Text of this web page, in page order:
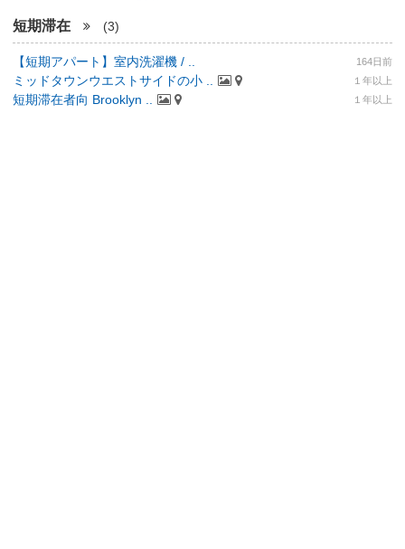
短期滞在 (3)
【短期アパート】室内洗濯機 / .. 164日前
ミッドタウンウエストサイドの小 .. １年以上
短期滞在者向 Brooklyn .. １年以上